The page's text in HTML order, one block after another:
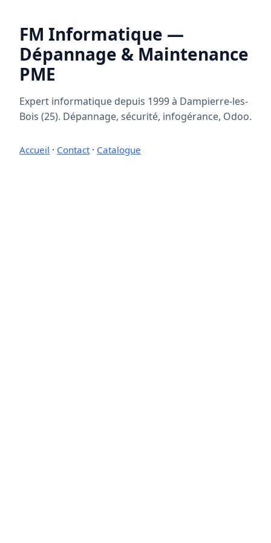
FM Informatique —
Dépannage & Maintenance
PME
Expert informatique depuis 1999 à Dampierre-les-
Bois (25). Dépannage, sécurité, infogérance, Odoo.
Accueil · Contact· Catalogue